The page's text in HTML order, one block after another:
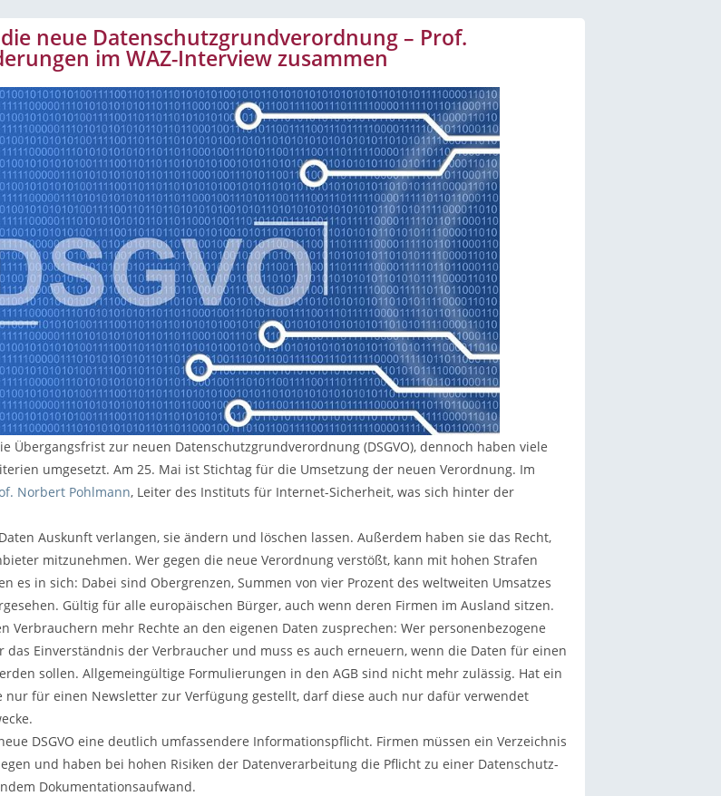
neue Datenschutzgrundverordnung – Prof.
im WAZ-Interview zusammen
Übergangsfrist zur neuen Datenschutzgrundverordnung (DSGVO), dennoch haben viele
umgesetzt. Am 25. Mai ist Stichtag für die Umsetzung der neuen Verordnung. Im
Norbert Pohlmann, Leiter des Instituts für Internet-Sicherheit, was sich hinter der
Auskunft verlangen, sie ändern und löschen lassen. Außerdem haben sie das Recht,
mitzunehmen. Wer gegen die neue Verordnung verstößt, kann mit hohen Strafen
es in sich: Dabei sind Obergrenzen, Summen von vier Prozent des weltweiten Umsatzes
Gültig für alle europäischen Bürger, auch wenn deren Firmen im Ausland sitzen.
Verbrauchern mehr Rechte an den eigenen Daten zusprechen: Wer personenbezogene
Einverständnis der Verbraucher und muss es auch erneuern, wenn die Daten für einen
sollen. Allgemeingültige Formulierungen in den AGB sind nicht mehr zulässig. Hat ein
nur für einen Newsletter zur Verfügung gestellt, darf diese auch nur dafür verwendet
DSGVO eine deutlich umfassendere Informationspflicht. Firmen müssen ein Verzeichnis
und haben bei hohen Risiken der Datenverarbeitung die Pflicht zu einer Datenschutz-
Dokumentationsaufwand.